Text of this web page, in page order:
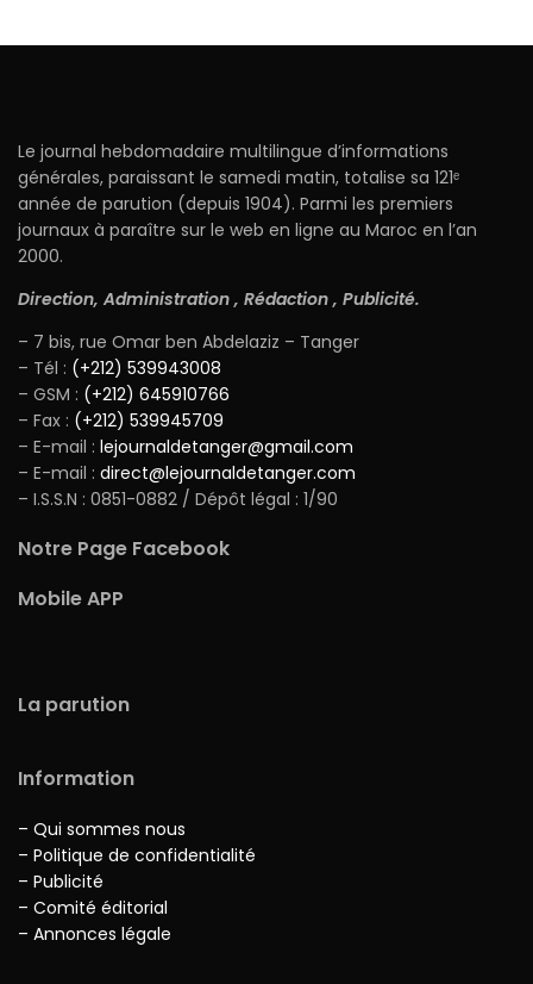
Le journal hebdomadaire multilingue d’informations
générales, paraissant le samedi matin, totalise sa 121ᵉ
année de parution (depuis 1904). Parmi les premiers
journaux à paraître sur le web en ligne au Maroc en l’an
2000.
Direction, Administration , Rédaction , Publicité.
– 7 bis, rue Omar ben Abdelaziz – Tanger
– Tél : (+212) 539943008
– GSM : (+212) 645910766
– Fax : (+212) 539945709
– E-mail : lejournaldetanger@gmail.com
– E-mail : direct@lejournaldetanger.com
– I.S.S.N : 0851-0882 / Dépôt légal : 1/90
Notre Page Facebook
Mobile APP
La parution
Information
– Qui sommes nous
– Politique de confidentialité
– Publicité
– Comité éditorial
– Annonces légale